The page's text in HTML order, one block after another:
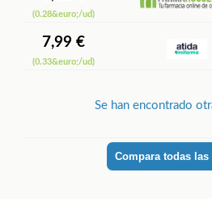
(0.28&euro;/ud)
7,99 €
(0.33&euro;/ud)
Se han encontrado
Compara todas las